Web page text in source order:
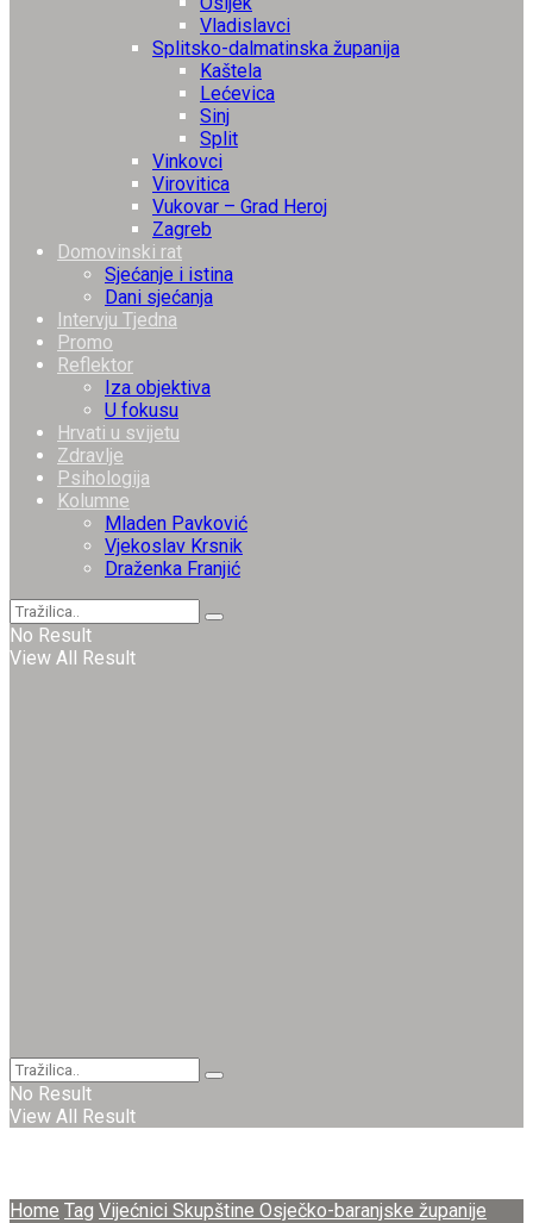
Vladislavci
Splitsko-dalmatinska županija
Kaštela
Lećevica
Sinj
Split
Vinkovci
Virovitica
Vukovar – Grad Heroj
Zagreb
Domovinski rat
Sjećanje i istina
Dani sjećanja
Intervju Tjedna
Promo
Reflektor
Iza objektiva
U fokusu
Hrvati u svijetu
Zdravlje
Psihologija
Kolumne
Mladen Pavković
Vjekoslav Krsnik
Draženka Franjić
No Result
View All Result
No Result
View All Result
Home Tag Vijećnici Skupštine Osječko-baranjske županije